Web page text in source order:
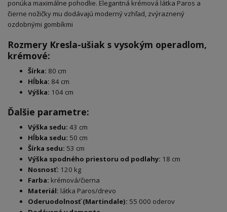
ponúka maximálne pohodlie. Elegantná krémová látka Paros a
čierne nožičky mu dodávajú moderný vzhľad, zvýraznený
ozdobnými gombíkmi
Rozmery Kresla-ušiak s vysokým operadlom,
krémové:
Šírka: 80 cm
Hĺbka: 84 cm
Výška: 104 cm
Ďalšie parametre:
Výška sedu: 43 cm
Hĺbka sedu: 50 cm
Šírka sedu: 53 cm
Výška spodného priestoru od podlahy: 18 cm
Nosnosť: 120 kg
Farba: krémová/čierna
Materiál: látka Paros/drevo
Oderuodolnosť (Martindale): 55 000 oderov